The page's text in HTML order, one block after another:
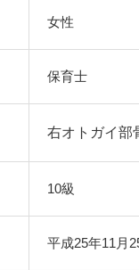
女性
保育士
右オトガイ部
10級
平成25年11月